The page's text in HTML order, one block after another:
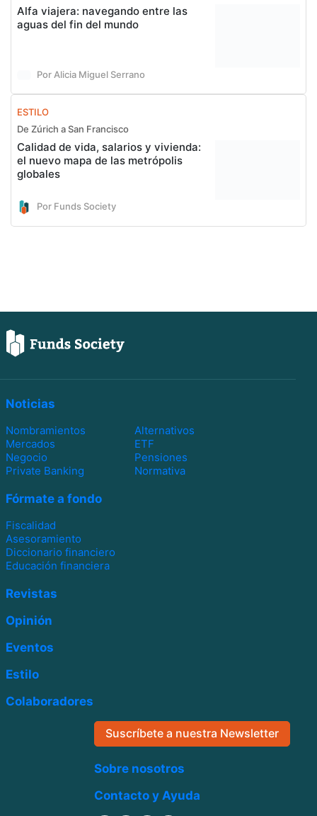
Alfa viajera: navegando entre las
aguas del fin del mundo
Por Alicia Miguel Serrano
ESTILO
De Zúrich a San Francisco
Calidad de vida, salarios y vivienda:
el nuevo mapa de las metrópolis
globales
Por Funds Society
Noticias
Nombramientos
Alternativos
Mercados
ETF
Negocio
Pensiones
Private Banking
Normativa
Fórmate a fondo
Fiscalidad
Asesoramiento
Diccionario financiero
Educación financiera
Revistas
Opinión
Eventos
Estilo
Colaboradores
Suscríbete a nuestra Newsletter
Sobre nosotros
Contacto y Ayuda